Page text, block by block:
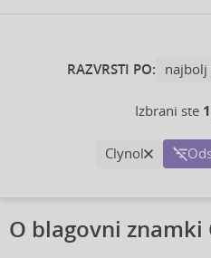
RAZVRSTI PO:
Izbrani ste 1
Clynol
O blagovni znamki